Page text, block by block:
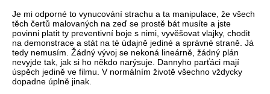
Je mi odporné to vynucování strachu a ta manipulace, že všech
těch čertů malovaných na zeď se prostě bát musíte a jste
povinni platit ty preventivní boje s nimi, vyvěšovat vlajky, chodit
na demonstrace a stát na té údajně jediné a správné straně. Já
tedy nemusím. Žádný vývoj se nekoná lineárně, žádný plán
nevyjde tak, jak si ho někdo narýsuje. Dannyho parťáci mají
úspěch jedině ve filmu. V normálním životě všechno vždycky
dopadne úplně jinak.